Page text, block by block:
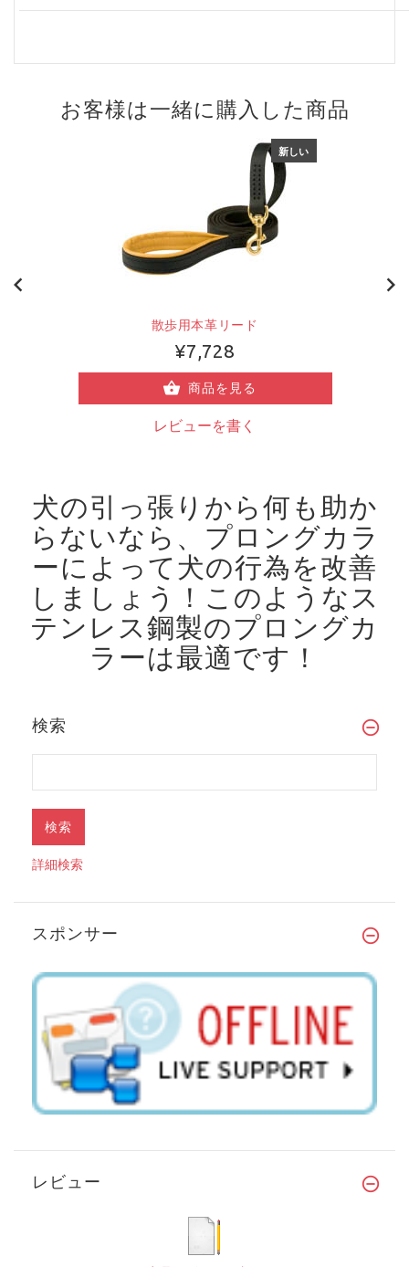
お客様は一緒に購入した商品
新しい
散歩用本革リード
¥7,728
商品を見る
レビューを書く
犬の引っ張りから何も助か
らないなら、プロングカラ
ーによって犬の行為を改善
しましょう！ このようなス
テンレス鋼製のプロングカ
ラーは最適です！
検索
詳細検索
スポンサー
レビュー